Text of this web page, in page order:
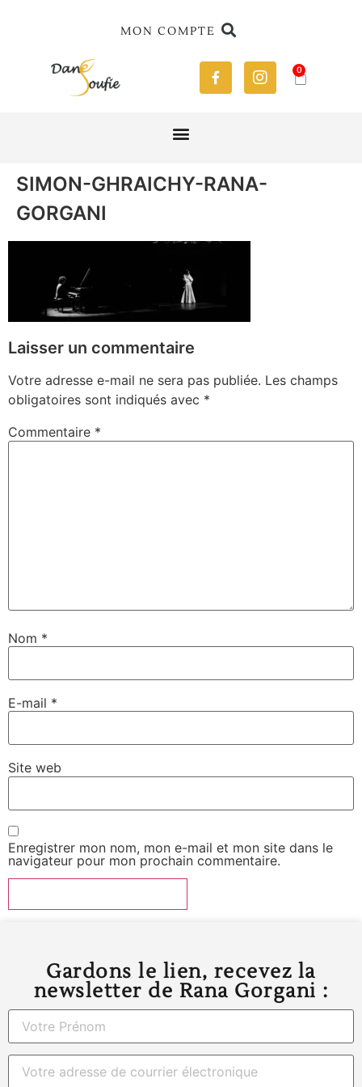
MON COMPTE
0
SIMON-GHRAICHY-RANA-
GORGANI
Laisser un commentaire
Votre adresse e-mail ne sera pas publiée. Les champs
obligatoires sont indiqués avec *
Commentaire *
Nom *
E-mail *
Site web
Enregistrer mon nom, mon e-mail et mon site dans le
navigateur pour mon prochain commentaire.
Gardons le lien, recevez la
newsletter de Rana Gorgani :